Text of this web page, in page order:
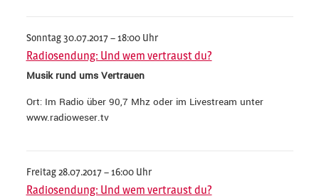
Sonntag 30.07.2017 – 18:00 Uhr
Radiosendung: Und wem vertraust du?
Musik rund ums Vertrauen
Ort: Im Radio über 90,7 Mhz oder im Livestream unter
www.radioweser.tv
Freitag 28.07.2017 – 16:00 Uhr
Radiosendung: Und wem vertraust du?